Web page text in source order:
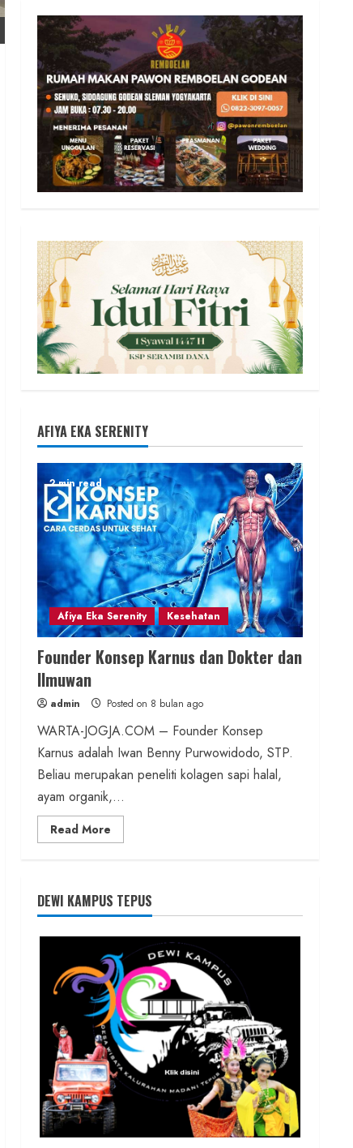
AFIYA EKA SERENITY
2 min read
Afiya Eka Serenity Kesehatan
Founder Konsep Karnus dan Dokter dan
Ilmuwan
admin Posted on 8 bulan ago
WARTA-JOGJA.COM – Founder Konsep
Karnus adalah Iwan Benny Purwowidodo, STP.
Beliau merupakan peneliti kolagen sapi halal,
ayam organik,...
Read More
more
dan
Dokter
dan
DEWI KAMPUS TEPUS